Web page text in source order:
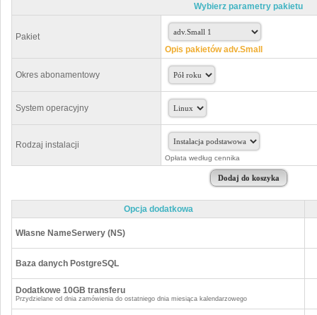
Wybierz parametry pakietu
Pakiet
Opis pakietów adv.Small
Okres abonamentowy
System operacyjny
Rodzaj instalacji
Opłata według cennika
Opcja dodatkowa
Własne NameSerwery (NS)
Baza danych PostgreSQL
Dodatkowe 10GB transferu
Przydzielane od dnia zamówienia do ostatniego dnia miesiąca kalendarzowego